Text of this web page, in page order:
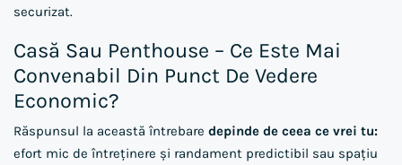
securizat.
Casă Sau Penthouse – Ce Este Mai
Convenabil Din Punct De Vedere
Economic?
Răspunsul la această întrebare depinde de ceea ce vrei tu:
efort mic de întreținere și randament predictibil sau spațiu